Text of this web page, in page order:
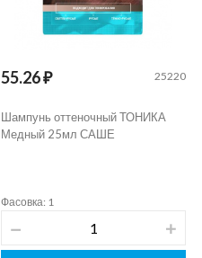
55.26 ₽ 25220
Шампунь оттеночный ТОНИКА
Медный 25мл САШЕ
Фасовка: 1